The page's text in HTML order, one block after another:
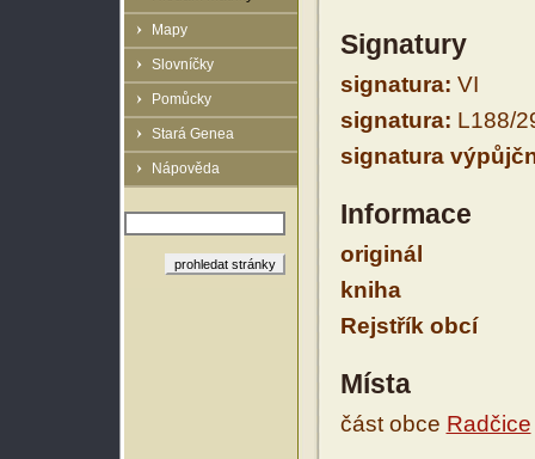
Mapy
Slovníčky
Pomůcky
Stará Genea
Nápověda
Signatury
signatura: VI
signatura: L188/
signatura
Informace
originál
kniha
Rejstřík obcí
Místa
část obce Radčice